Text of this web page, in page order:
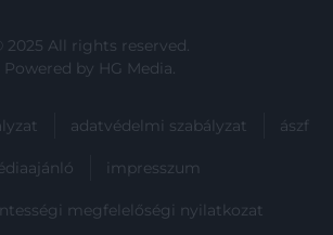
2025 All rights reserved.
Powered by HG Media.
adatvédelmi szabályzat ászf
impresszum
megfelelőségi nyilatkozat